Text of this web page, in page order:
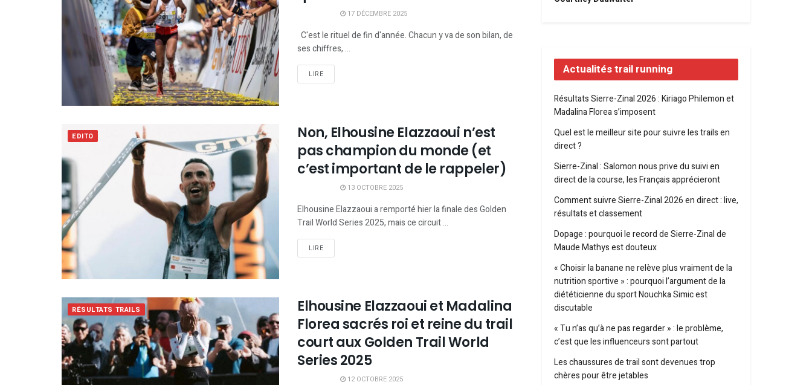
17 DÉCEMBRE 2025
C'est le rituel de fin d'année. Chacun y va de son bilan, de
ses chiffres, ...
LIRE
EDITO
Non, Elhousine Elazzaoui n’est
pas champion du monde (et
c’est important de le rappeler)
13 OCTOBRE 2025
Elhousine Elazzaoui a remporté hier la finale des Golden
Trail World Series 2025, mais ce circuit ...
LIRE
RÉSULTATS TRAILS
Elhousine Elazzaoui et Madalina
Florea sacrés roi et reine du trail
court aux Golden Trail World
Series 2025
12 OCTOBRE 2025
Actualités trail running
Résultats Sierre-Zinal 2026 : Kiriago Philemon et
Madalina Florea s’imposent
Quel est le meilleur site pour suivre les trails en
direct ?
Sierre-Zinal : Salomon nous prive du suivi en
direct de la course, les Français apprécieront
Comment suivre Sierre-Zinal 2026 en direct : live,
résultats et classement
Dopage : pourquoi le record de Sierre-Zinal de
Maude Mathys est douteux
« Choisir la banane ne relève plus vraiment de la
nutrition sportive » : pourquoi l’argument de la
diététicienne du sport Nouchka Simic est
discutable
« Tu n’as qu’à ne pas regarder » : le problème,
c’est que les influenceurs sont partout
Les chaussures de trail sont devenues trop
chères pour être jetables